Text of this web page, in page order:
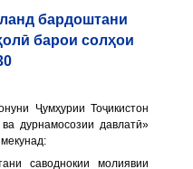
бардоштани
барои солҳои
Ҷумҳурии Тоҷикистон
дурнамосозии давлатӣ»
саводнокии молиявии